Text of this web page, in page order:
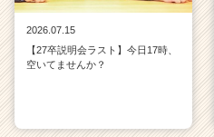
2026.07.15
【27卒説明会ラスト】今日17時、
空いてませんか？